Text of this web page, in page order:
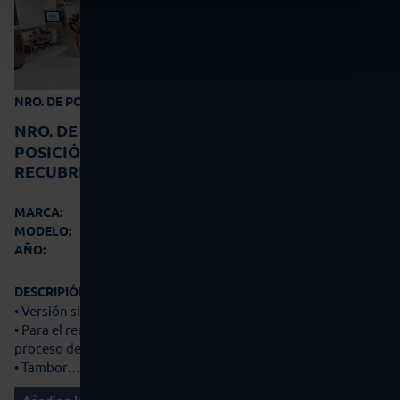
NRO. DE POSICIÓN:
NRO. DE
POSICIÓN:
RECUBRIDORA DE TAMBOR
MARCA:
MODELO:
AÑO:
DESCRIPIÓN:
• Versión sin EX
• Para el recubrimiento y dragado de tabletas mediante el
proceso de recubrimiento con película
• Tambor…